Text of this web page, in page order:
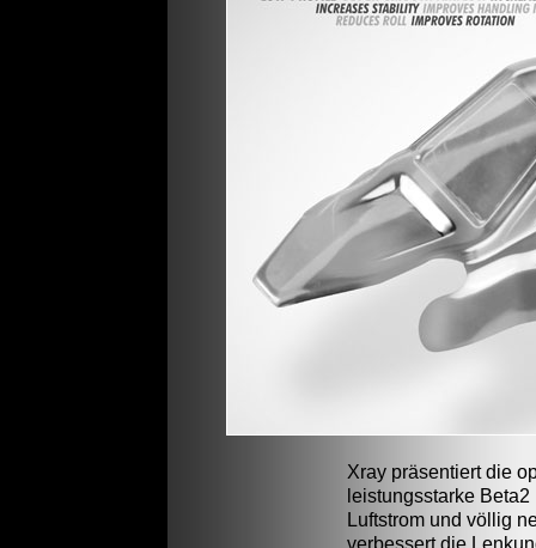
Xray präsentiert die
leistungsstarke
Luftstrom und völlig
verbessert die